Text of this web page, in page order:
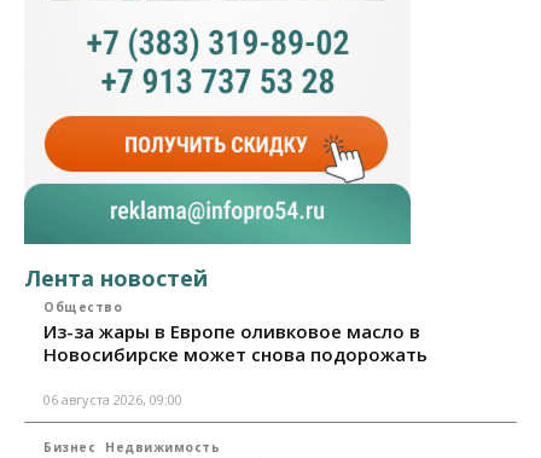
Лента новостей
Общество
Из-за жары в Европе оливковое масло в
Новосибирске может снова подорожать
06 августа 2026, 09:00
Бизнес Недвижимость